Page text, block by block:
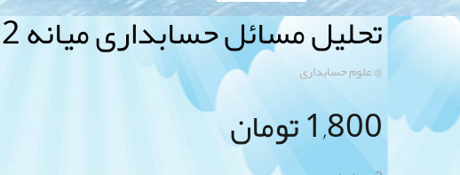
تحلیل مسائل حسابداری میانه 2
@ علوم حسابداری
1,800تومان